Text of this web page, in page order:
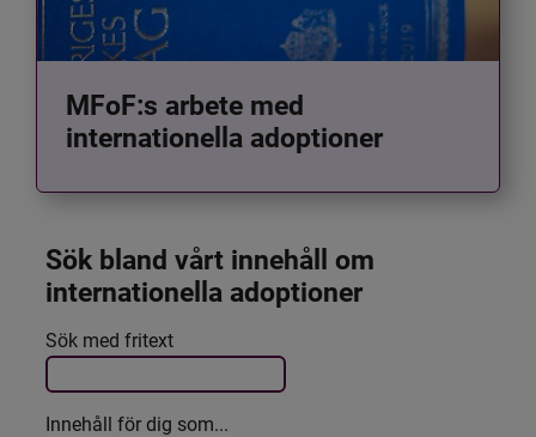
MFoF:s arbete med
internationella adoptioner
Sök bland vårt innehåll om
internationella adoptioner
Filtrera resultatet
Det här formuläret postas automatiskt
Sök med fritext
Innehåll för dig som...